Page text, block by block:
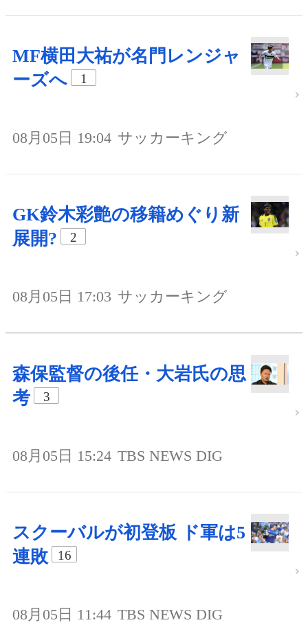
MF横田大祐が名門レンジャ
ーズへ
1
08月05日 19:04 サッカーキング
GK鈴木彩艶の移籍めぐり新
展開?
2
08月05日 17:03 サッカーキング
森保監督の後任・大岩氏の思
考
3
08月05日 15:24 TBS NEWS DIG
スクーバルが初登板 ド軍は5
連敗
16
08月05日 11:44 TBS NEWS DIG